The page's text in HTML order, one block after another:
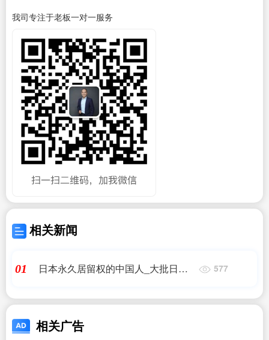
我司专注于老板一对一服务
相关新闻
01
日本永久居留权的中国人_大批日籍
生了_日本移民
577
相关广告